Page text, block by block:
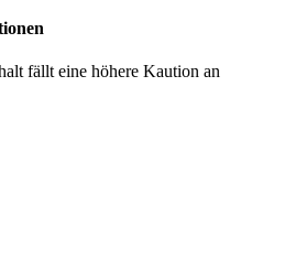
fällt eine höhere Kaution an